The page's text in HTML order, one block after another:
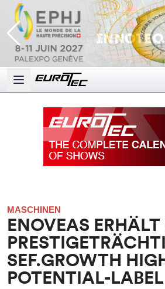
Open main menu
MASCHINEN
ENOVEAS
SEF.GROWTH
POTENTIAL-LABEL